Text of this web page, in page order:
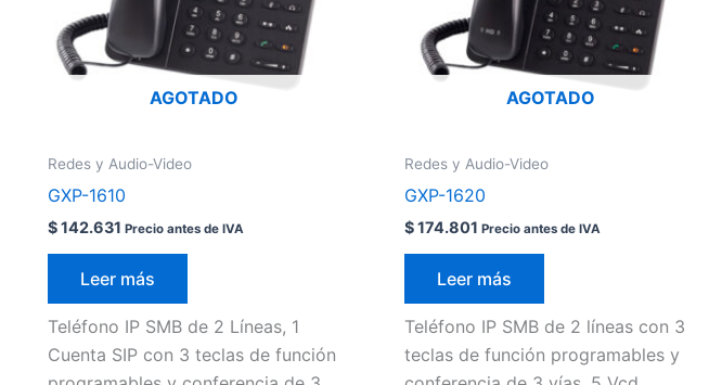
AGOTADO
Redes y Audio-Video
GXP-1610
$142.631 Precio antes de IVA
Leer más
Teléfono IP SMB de 2 Líneas, 1
Cuenta SIP con 3 teclas de función
AGOTADO
Redes y Audio-Video
GXP-1620
$174.801 Precio antes de IVA
Leer más
Teléfono IP SMB de 2 líneas con 3
teclas de función programables y